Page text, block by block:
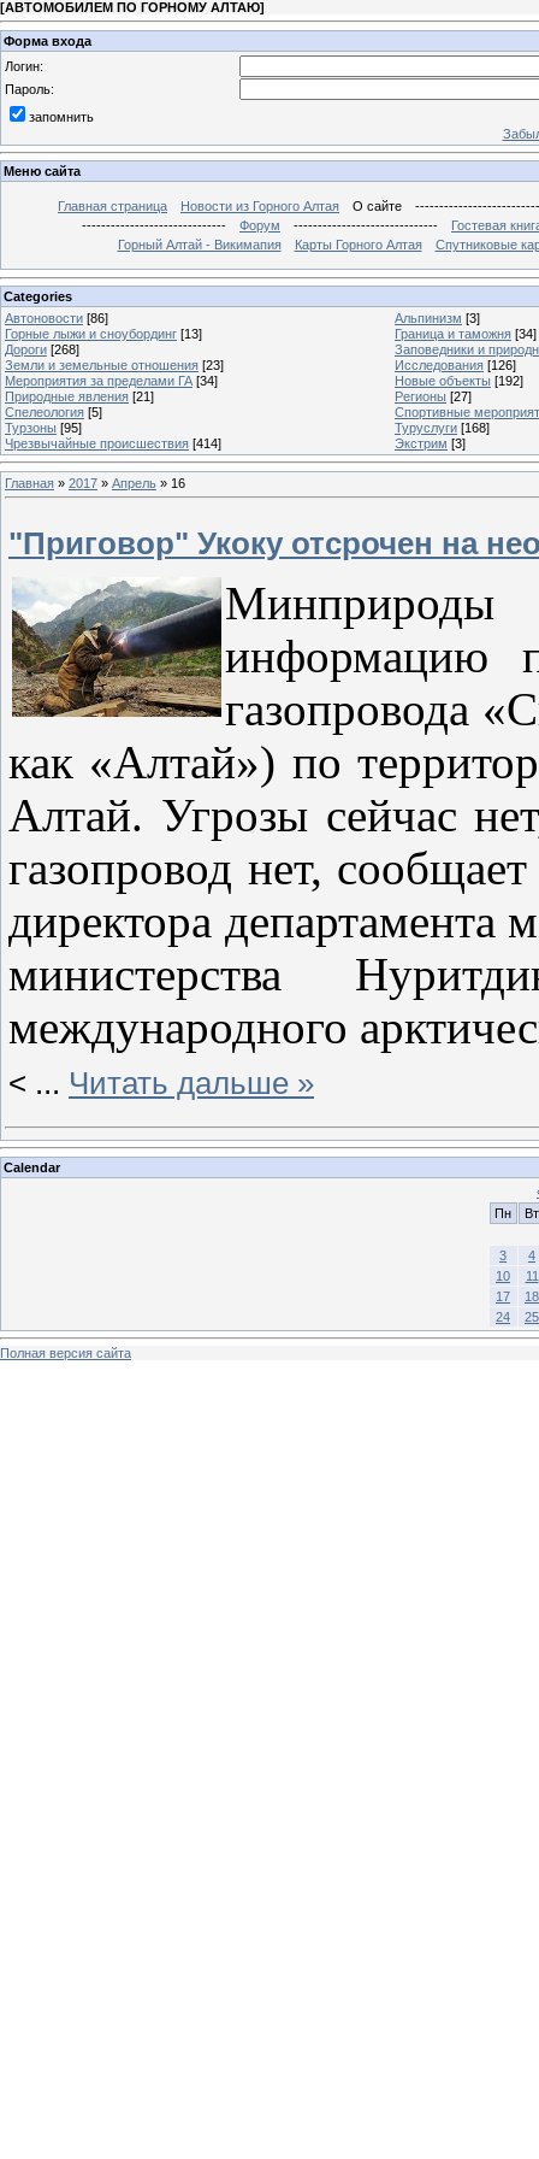
[АВТОМОБИЛЕМ ПО ГОРНОМУ АЛТАЮ]
Форма входа
Логин:
Пароль:
запомнить
Меню сайта
Главная страница Новости из Горного Алтая О сайте
------------------------------
Форум ------------------------------
Гостевая
Горный Алтай - Викимапия
Карты Горного Алтая Спутниковые
Categories
Автоновости [86] Альпинизм [3]
Горные лыжи и сноубординг [13] Граница и таможня [34]
Дороги [268]
Заповедники и
Земли и земельные отношения [23] Исследования [126]
Мероприятия за пределами ГА [34] Новые объекты [192]
Природные явления [21] Регионы [27]
Спелеология [5]
Спортивные
Турзоны [95] Туруслуги [168]
Чрезвычайные происшествия [414] Экстрим [3]
Главная » 2017 » Апрель » 16
"Приговор" Укоку отсрочен на
информацию
газопровода
как «Алтай») по
Алтай. Угрозы сейчас
газопровод нет,
директора департамента
министерства
международного
< ... Читать дальше »
Calendar
Пн
Вт
3
4
10
11
17
18
24
25
Полная версия сайта